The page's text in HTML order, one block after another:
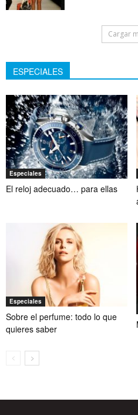
Cargar
ESPECIALES
Especiales
El reloj adecuado… para ellas
Especiales
Sobre el perfume: todo lo que
quieres saber